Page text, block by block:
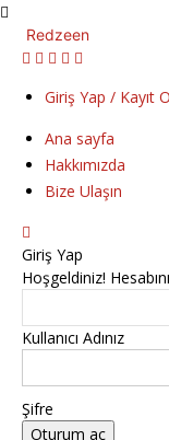
Redzeen
Giriş Yap / Kayıt
Ana sayfa
Hakkımızda
Bize Ulaşın
Giriş Yap
Hoşgeldiniz!
Kullanıcı Adınız
Şifre